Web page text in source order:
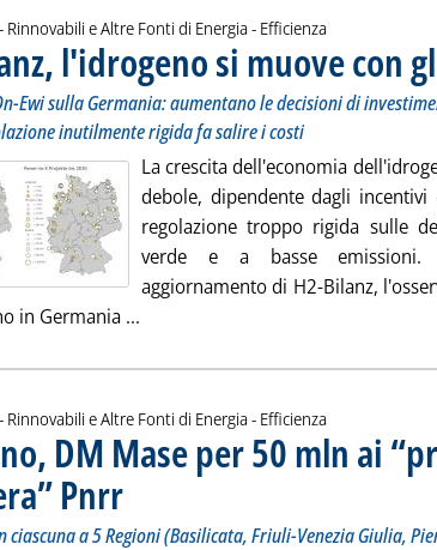
- Rinnovabili e Altre Fonti di Energia - Efficienza
l'idrogeno si muove con
Ewi sulla Germania: aumentano le decisioni di
inutilmente rigida fa salire i costi
La crescita dell'economia
debole, dipendente dagli
regolazione troppo rigida sulle
verde e a basse
aggiornamento di H2-Bilanz,
in Germania ... Leggi tutta la notizia: 'H2-Bilanz,
- Rinnovabili e Altre Fonti di Energia - Efficienza
DM Mase per 50 mln ai
Pnrr. Sottotitolo: Fino a 10 mln ciascuna a 5 Regioni
. Pubblicata giovedì 28 novembre 2024 alle 12.2.
ciascuna a 5 Regioni (Basilicata, Friuli-Venezia Giulia,